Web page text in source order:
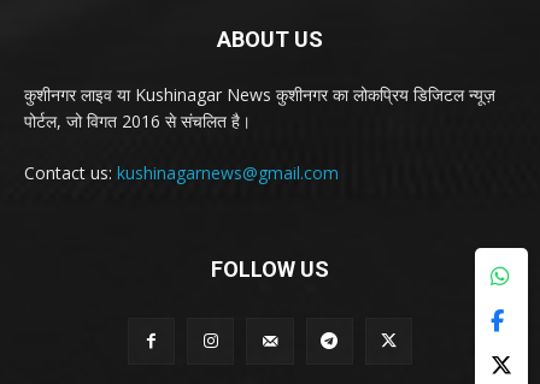
ABOUT US
कुशीनगर लाइव या Kushinagar News कुशीनगर का लोकप्रिय डिजिटल न्यूज़
पोर्टल, जो विगत 2016 से संचलित है।
Contact us: kushinagarnews@gmail.com
FOLLOW US